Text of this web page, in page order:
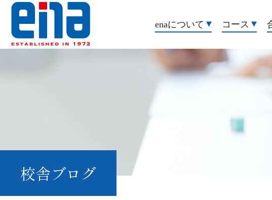
enaについて コース
校舎ブログ